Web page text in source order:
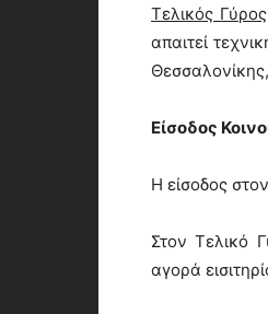
Τελικός Γύρος
απαιτεί
Είσοδος
Η είσοδος
Στον Τελικό
αγορά